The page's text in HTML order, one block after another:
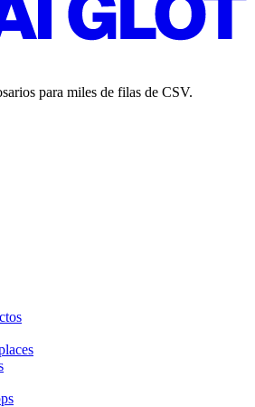
para miles de filas de CSV.